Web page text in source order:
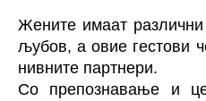
Жените имаат
љубов, а овие гестови
нивните партнери.
Со препознавање и